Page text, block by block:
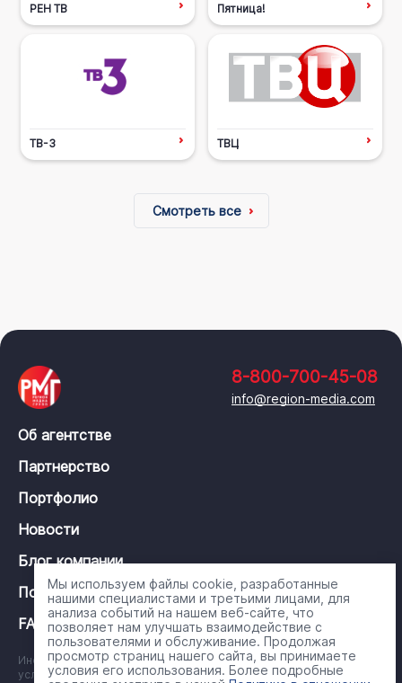
РЕН ТВ Пятница!
ТВ-3 ТВЦ
Смотреть все
8-800-700-45-08
info@region-media.com
Об агентстве
Партнерство
Портфолио
Новости
Блог компании
Политика конфиденциальности
FAQ
Информация на сайте носит справочный характер и ни при каких
условиях не является публичной офертой
Мы используем файлы cookie, разработанные
нашими специалистами и третьими лицами, для
анализа событий на нашем веб-сайте, что
позволяет нам улучшать взаимодействие с
пользователями и обслуживание. Продолжая
просмотр страниц нашего сайта, вы принимаете
условия его использования. Более подробные